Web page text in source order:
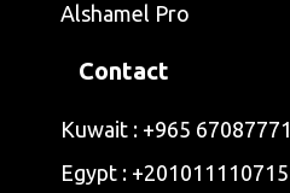
Alshamel Pro
Contact
Kuwait : +965 67087771
Egypt : ‭+201011110715‬